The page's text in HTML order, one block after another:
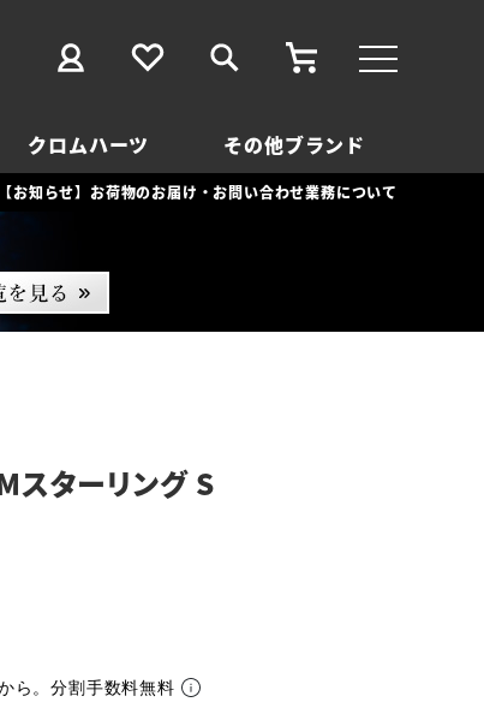
クロムハーツ その他ブランド
【お知らせ】お荷物のお届け・お問い合わせ業務について
スターリング S
ら。分割手数料無料